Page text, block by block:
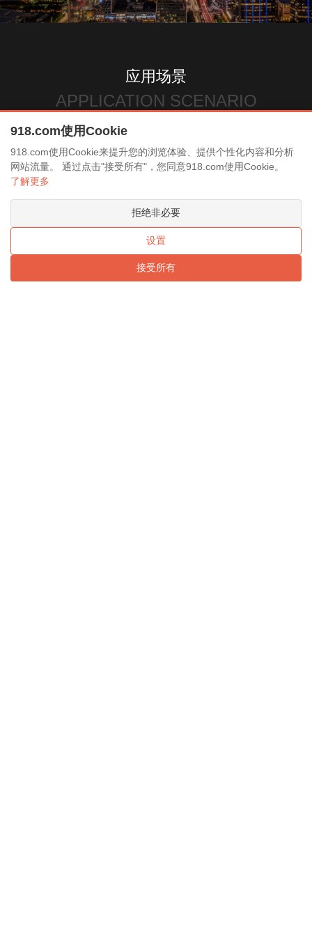
应用场景
APPLICATION SCENARIO
政务服务 市容治理 环境监测 明厨亮灶 水务管理
918.com使用Cookie
918.com使用Cookie来提升您的浏览体验、提供个性化内容和分析
网站流量。 通过点击"接受所有"，您同意918.com使用Cookie。
了解更多
拒绝非必要
设置
接受所有